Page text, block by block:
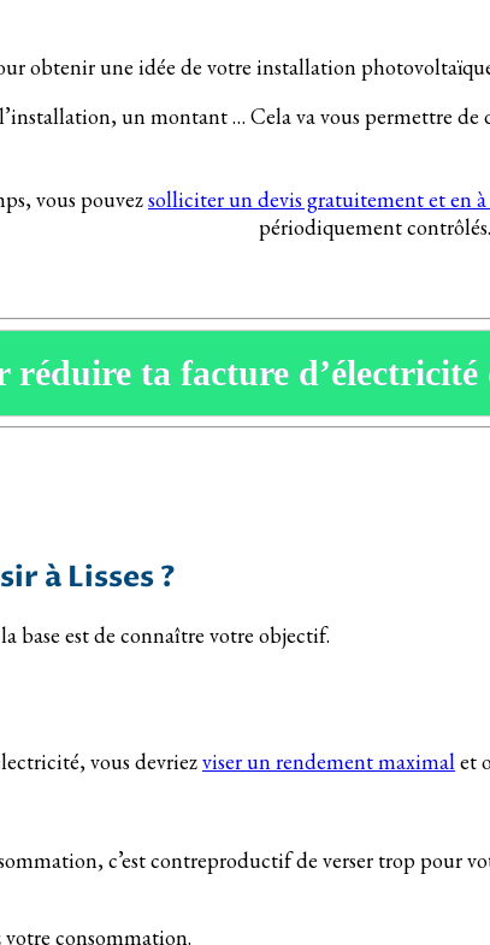
obtenir une idée de votre installation
un montant … Cela va vous permettre
vous pouvezsolliciter un devis gratuitement et en
périodiquement contrôlés.
réduire ta facture d’électricité
à Lisses ?
base est de connaître votre objectif.
vous devriezviser un rendement maximal et
c’est contreproductif de verser trop
votre consommation.